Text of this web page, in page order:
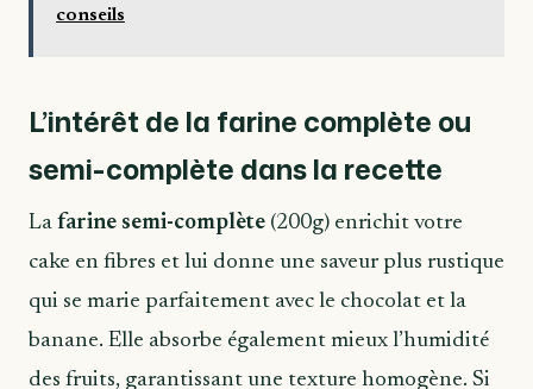
conseils
L’intérêt de la farine complète ou
semi-complète dans la recette
La farine semi-complète (200g) enrichit votre
cake en fibres et lui donne une saveur plus rustique
qui se marie parfaitement avec le chocolat et la
banane. Elle absorbe également mieux l’humidité
des fruits, garantissant une texture homogène. Si